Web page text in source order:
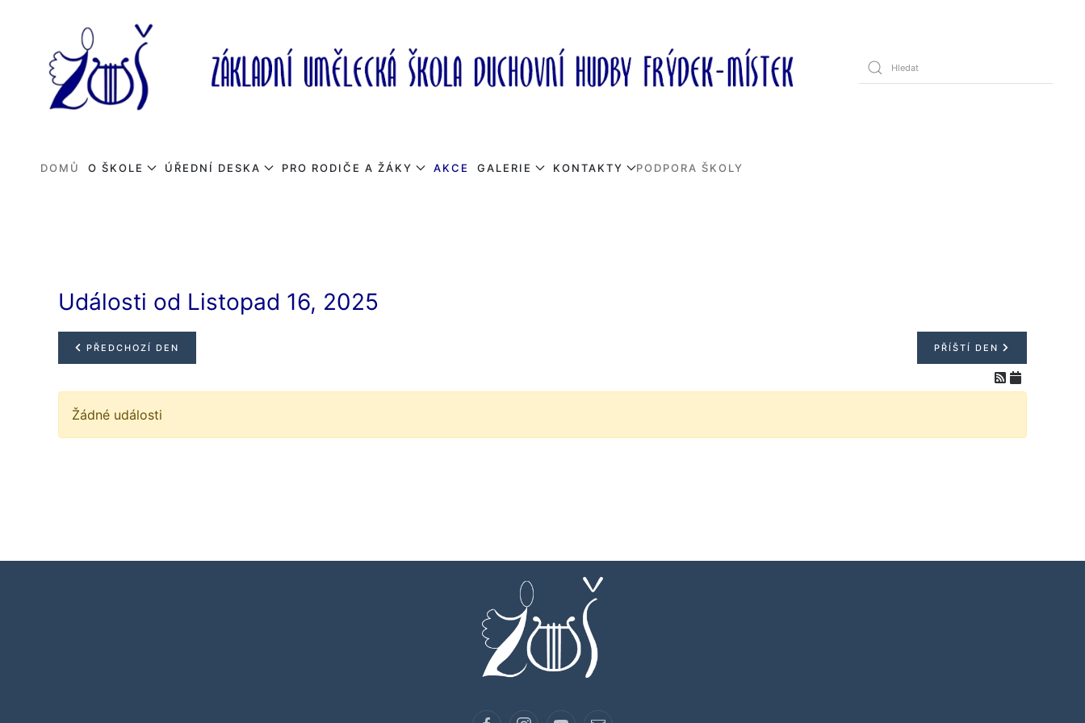
Skip to main content
DOMŮ O ŠKOLE ÚŘEDNÍ DESKA PRO RODIČE A ŽÁKY AKCE GALERIE KONTAKTY PODPORA ŠKOLY
Události od Listopad 16, 2025
PŘEDCHOZÍ DEN PŘÍŠTÍ DEN
Žádné události